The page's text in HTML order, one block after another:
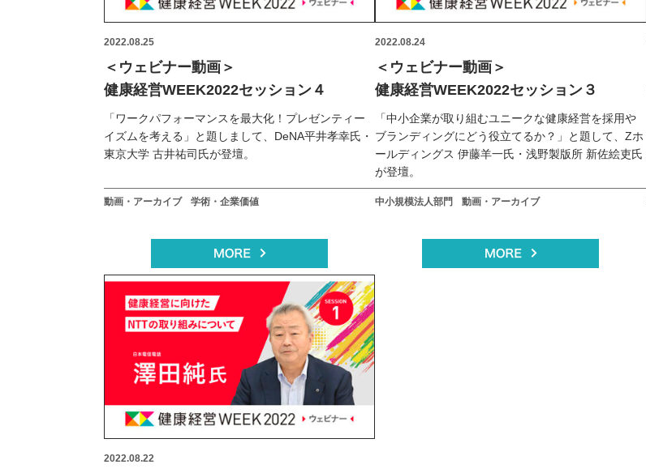
2022.08.25
＜ウェビナー動画＞
健康経営WEEK2022セッション４
「ワークパフォーマンスを最大化！プレゼンティー
イズムを考える」と題しまして、DeNA平井孝幸氏・
東京大学 古井祐司氏が登壇。
動画・アーカイブ 学術・企業価値
2022.08.24
＜ウェビナー動画＞
健康経営WEEK2022セッション３
「中小企業が取り組むユニークな健康経営を採用や
ブランディングにどう役立てるか？」と題して、Zホ
ールディングス 伊藤羊一氏・浅野製版所 新佐絵吏氏
が登壇。
中小規模法人部門 動画・アーカイブ
2022.08.22